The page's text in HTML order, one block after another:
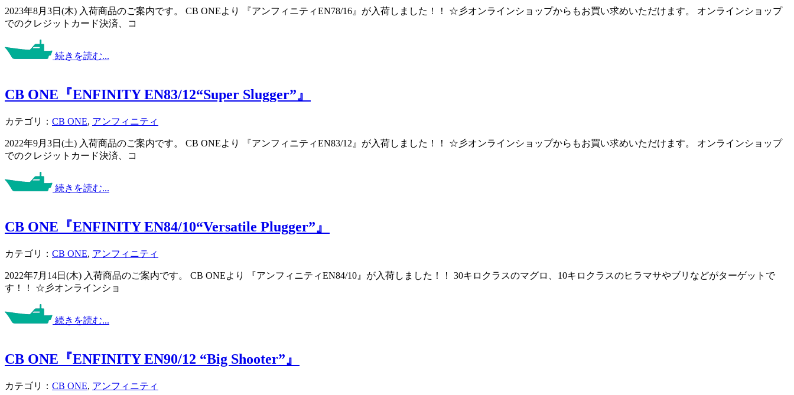
2023年8月3日(木) 入荷商品のご案内です。 CB ONEより 『アンフィニティEN78/16』が入荷しました！！ ☆彡オンラインショップからもお買い求めいただけます。 オンラインショップ
でのクレジットカード決済、コ
続きを読む...
CB ONE『ENFINITY EN83/12“Super Slugger”』
カテゴリ： CB ONE, アンフィニティ
2022年9月3日(土) 入荷商品のご案内です。 CB ONEより 『アンフィニティEN83/12』が入荷しました！！ ☆彡オンラインショップからもお買い求めいただけます。 オンラインショップ
でのクレジットカード決済、コ
続きを読む...
CB ONE『ENFINITY EN84/10“Versatile Plugger”』
カテゴリ： CB ONE, アンフィニティ
2022年7月14日(木) 入荷商品のご案内です。 CB ONEより 『アンフィニティEN84/10』が入荷しました！！ 30キロクラスのマグロ、10キロクラスのヒラマサやブリなどがターゲットで
す！！ ☆彡オンラインショ
続きを読む...
CB ONE『ENFINITY EN90/12 “Big Shooter”』
カテゴリ： CB ONE, アンフィニティ